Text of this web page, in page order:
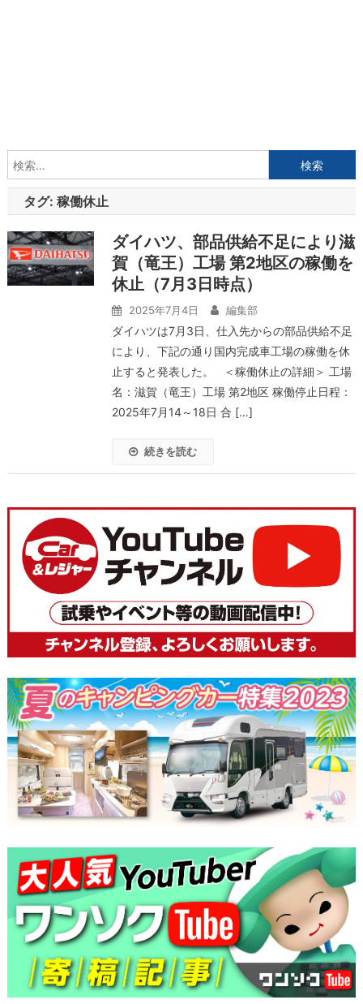
索:
タグ: 稼働休止
ダイハツ、部品供給不足により滋
賀（竜王）工場 第2地区の稼働を
休止（7月3日時点）
2025年7月4日 編集部
ダイハツは7月3日、仕入先からの部品供給不足
により、下記の通り国内完成車工場の稼働を休
止すると発表した。 ＜稼働休止の詳細＞ 工場
名：滋賀（竜王）工場 第2地区 稼働停止日程：
2025年7月14～18日 合 […]
続きを読む